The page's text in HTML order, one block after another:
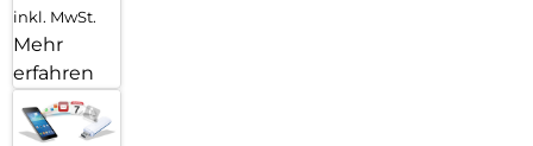
inkl. MwSt.
Mehr
erfahren